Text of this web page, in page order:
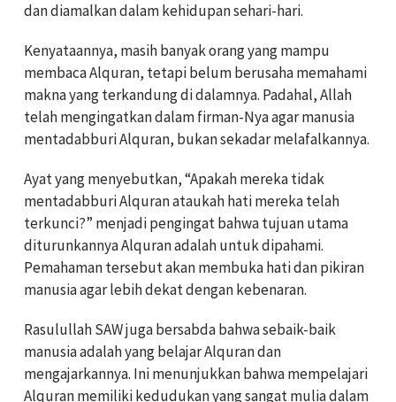
dan diamalkan dalam kehidupan sehari-hari.
Kenyataannya, masih banyak orang yang mampu
membaca Alquran, tetapi belum berusaha memahami
makna yang terkandung di dalamnya. Padahal, Allah
telah mengingatkan dalam firman-Nya agar manusia
mentadabburi Alquran, bukan sekadar melafalkannya.
Ayat yang menyebutkan, “Apakah mereka tidak
mentadabburi Alquran ataukah hati mereka telah
terkunci?” menjadi pengingat bahwa tujuan utama
diturunkannya Alquran adalah untuk dipahami.
Pemahaman tersebut akan membuka hati dan pikiran
manusia agar lebih dekat dengan kebenaran.
Rasulullah SAW juga bersabda bahwa sebaik-baik
manusia adalah yang belajar Alquran dan
mengajarkannya. Ini menunjukkan bahwa mempelajari
Alquran memiliki kedudukan yang sangat mulia dalam